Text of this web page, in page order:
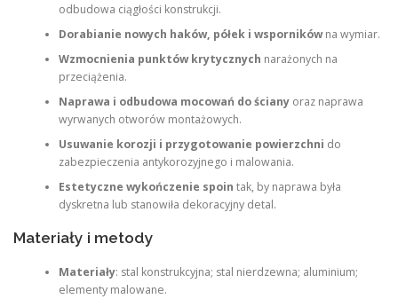
odbudowa ciągłości konstrukcji.
Dorabianie nowych haków, półek i wspornikówna wymiar.
Wzmocnienia punktów krytycznych narażonych na
przeciążenia.
Naprawa i odbudowa mocowań do ścianyoraz naprawa
wyrwanych otworów montażowych.
Usuwanie korozji i przygotowanie powierzchni do
zabezpieczenia antykorozyjnego i malowania.
Estetyczne wykończenie spoin tak, by naprawa była
dyskretna lub stanowiła dekoracyjny detal.
Materiały i metody
Materiały: stal konstrukcyjna; stal nierdzewna; aluminium;
elementy malowane.